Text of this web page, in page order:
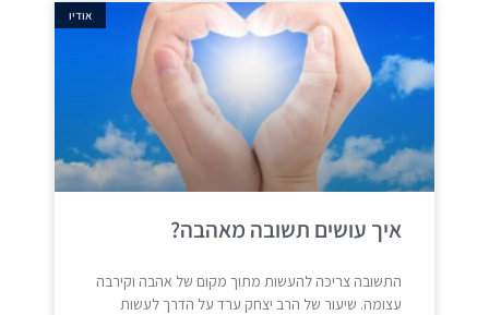
אודיו
איך עושים תשובה מאהבה?
התשובה צריכה להעשות מתוך מקום של אהבה וקירבה
עצומה. שיעור של הרב יצחק ערד על הדרך לעשות